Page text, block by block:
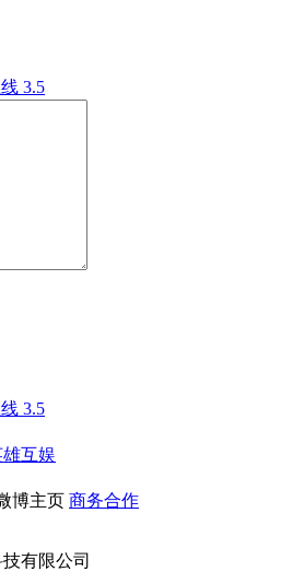
3.5
3.5
互娱
博主页 商务合作
有限公司